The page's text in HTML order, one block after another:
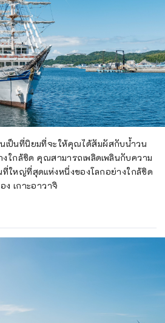
เป็นที่นิยมที่จะให้คุณได้สัมผัสกับน้ำวน
ใกล้ชิด คุณสามารถเพลิดเพลินกับความ
ใหญ่ที่สุดแห่งหนึ่งของโลกอย่างใกล้ชิด
เกาะอาวาจิ